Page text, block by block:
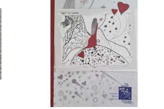
ΠΡΟΣΘΗΚΗ ΣΤΟ ΚΑΛΑΘΙ
ΛΕΠΤΟΜΕΡΕΙΕΣ